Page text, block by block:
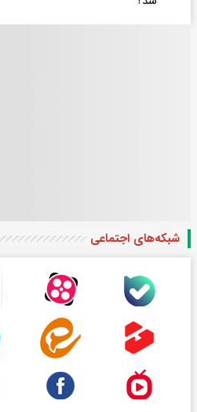
شبکه‌های اجتماعی